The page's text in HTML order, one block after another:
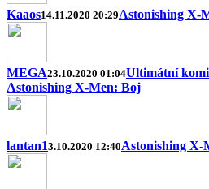
Kaaos14.11.2020 20:29Astonishing X-
MEGA23.10.2020 01:04Ultimátní
Astonishing X-Men: Boj
lantan13.10.2020 12:40Astonishing X-